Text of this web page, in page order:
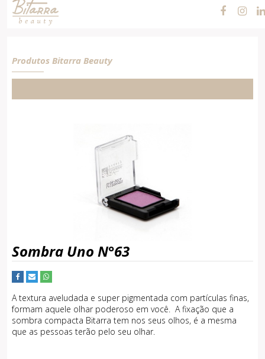
N°63
Produtos Bitarra Beauty
Sombra Uno N°63
A textura aveludada e super pigmentada com partículas finas,
formam aquele olhar poderoso em você. A fixação que a
sombra compacta Bitarra tem nos seus olhos, é a mesma
que as pessoas terão pelo seu olhar.